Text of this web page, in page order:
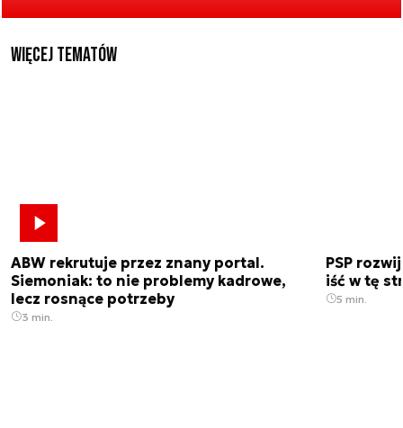
Więcej tematów
ABW rekrutuje przez znany portal.
Siemoniak: to nie problemy kadrowe,
lecz rosnące potrzeby
3 min.
PSP
iść w tę
5 min.